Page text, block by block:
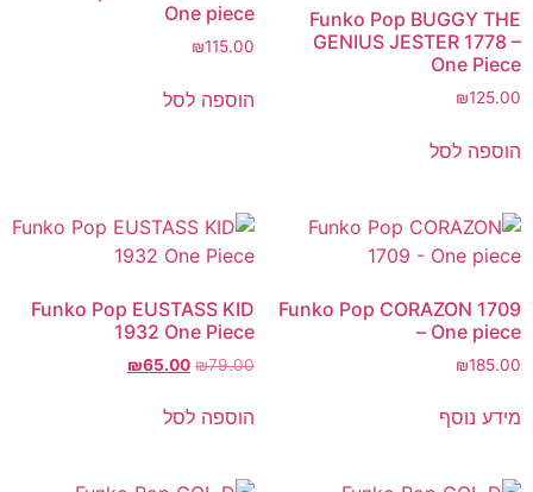
Funko Pop BUGGY THE
GENIUS JESTER 1778 –
One Piece
₪125.00
הוספה לסל
One piece
₪115.00
הוספה לסל
Funko Pop CORAZON 1709
– One piece
₪185.00
מידע נוסף
Funko Pop EUSTASS KID
1932 One Piece
₪79.00
₪65.00
הוספה לסל